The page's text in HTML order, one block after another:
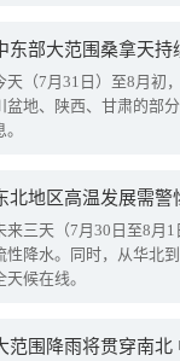
东部大范围桑拿天
天（7月31日）至8月初
盆地、陕西、甘肃的部
。
北地区高温发展需
来三天（7月30日至8月
性降水。同时，从华北
天候在线。
范围降雨将贯穿南